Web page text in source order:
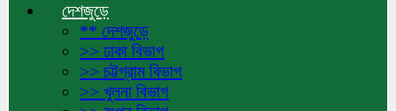
দেশজুড়ে
** দেশজুড়ে
>> ঢাকা বিভাগ
>> চট্টগ্রাম বিভাগ
>> খুলনা বিভাগ